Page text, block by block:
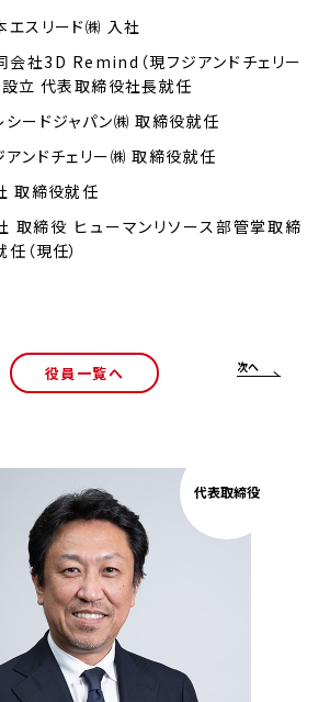
エスリード㈱ 入社
会社3D Remind（現フジアンドチェリー
設立 代表取締役社長就任
シードジャパン㈱ 取締役就任
アンドチェリー㈱ 取締役就任
取締役就任
取締役 ヒューマンリソース部管掌取締
任（現任）
役員一覧へ 次へ
代表取締役